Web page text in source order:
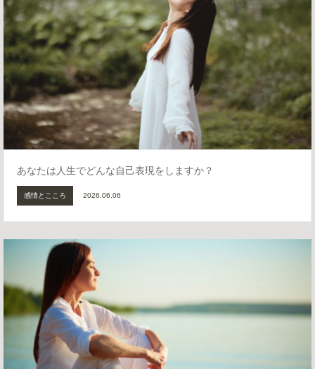
あなたは人生でどんな自己表現をしますか？
感情とこころ 2026.06.06